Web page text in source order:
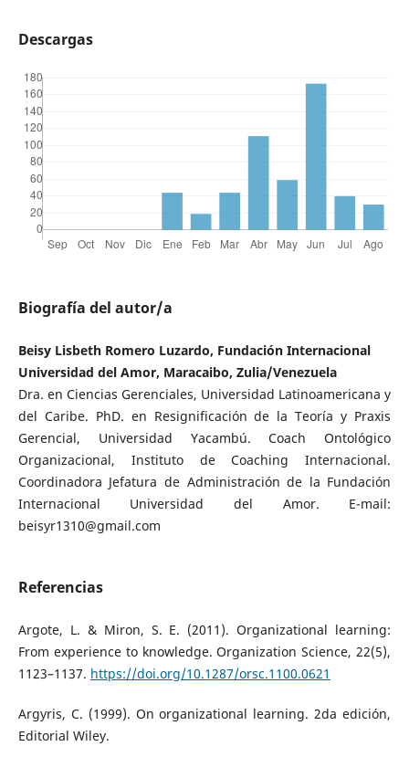
Descargas
Biografía del autor/a
Beisy Lisbeth Romero Luzardo, Fundación Internacional
Universidad del Amor, Maracaibo, Zulia/Venezuela
Dra. en Ciencias Gerenciales, Universidad Latinoamericana y
del Caribe. PhD. en Resignificación de la Teoría y Praxis
Gerencial, Universidad Yacambú. Coach Ontológico
Organizacional, Instituto de Coaching Internacional.
Coordinadora Jefatura de Administración de la Fundación
Internacional Universidad del Amor. E-mail:
beisyr1310@gmail.com
Referencias
Argote, L. & Miron, S. E. (2011). Organizational learning:
From experience to knowledge. Organization Science, 22(5),
1123–1137. https://doi.org/10.1287/orsc.1100.0621
Argyris, C. (1999). On organizational learning. 2da edición,
Editorial Wiley.